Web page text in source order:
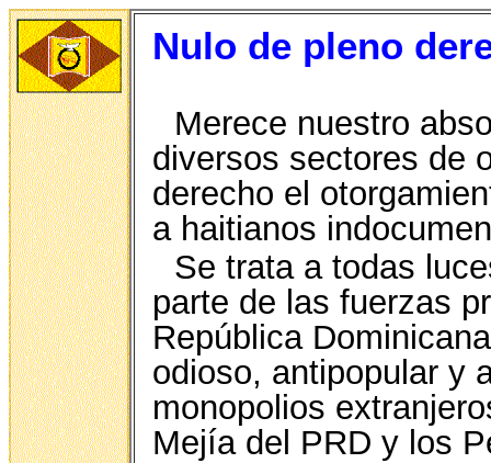
Nulo de pleno
Merece nuestro
diversos sectores de
derecho el
a haitianos
Se trata a todas
parte de las fuerzas
República
odioso, antipopular y
monopolios
Mejía del PRD y los